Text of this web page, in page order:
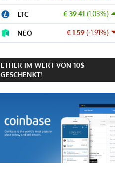
€ 39.41 (1.03%)
LTC
€ 1.59 (-1.91%)
NEO
ETHER IM WERT VON 10$
GESCHENKT!